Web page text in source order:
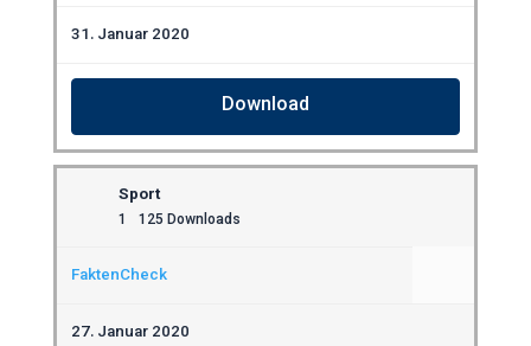
31. Januar 2020
Download
Sport
1 125 Downloads
FaktenCheck
27. Januar 2020